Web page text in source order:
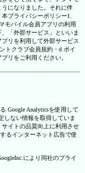
になりました。それに伴
プライバシーポリシー1.
モバイル会員アプリの利用
「外部サービス」といいま
リを利用して外部サービス
トクラブ会員規約・d ポイ
リをご利用ください。
Google Analyticsを使用して
しない情報を取得していま
イトの品質向上に利用させ
るインターネット広告で使
により同社のプライ